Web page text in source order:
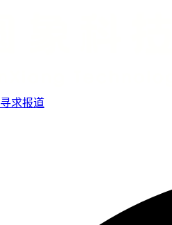
寻求报道